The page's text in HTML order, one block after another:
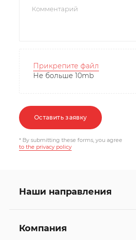
Прикрепите файл
Не больше 10mb
Оставить заявку
* By submitting these forms, you agree
to the privacy policy
Наши направления
Компания